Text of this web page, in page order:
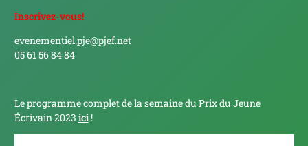
Inscrivez-vous!
evenementiel.pje@pjef.net
05 61 56 84 84
Le programme complet de la semaine du Prix du Jeune
Écrivain 2023 ici!